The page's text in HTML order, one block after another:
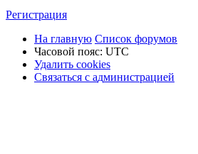
Регистрация
На главную Список форумов
Часовой пояс: UTC
Удалить cookies
Связаться
Связаться с администрацией